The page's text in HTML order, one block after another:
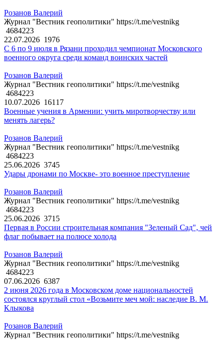
Розанов Валерий
Журнал "Вестник геополитики" https://t.me/vestnikg
4684223
22.07.2026 1976
С 6 по 9 июля в Рязани проходил чемпионат Московского
военного округа среди команд воинских частей
Розанов Валерий
Журнал "Вестник геополитики" https://t.me/vestnikg
4684223
10.07.2026 16117
Военные учения в Армении: учить миротворчеству или
менять лагерь?
Розанов Валерий
Журнал "Вестник геополитики" https://t.me/vestnikg
4684223
25.06.2026 3745
Удары дронами по Москве- это военное преступление
Розанов Валерий
Журнал "Вестник геополитики" https://t.me/vestnikg
4684223
25.06.2026 3715
Первая в России строительная компания "Зеленый Сад", чей
флаг побывает на полюсе холода
Розанов Валерий
Журнал "Вестник геополитики" https://t.me/vestnikg
4684223
07.06.2026 6387
2 июня 2026 года в Московском доме национальностей
состоялся круглый стол «Возьмите меч мой: наследие В. М.
Клыкова
Розанов Валерий
Журнал "Вестник геополитики" https://t.me/vestnikg